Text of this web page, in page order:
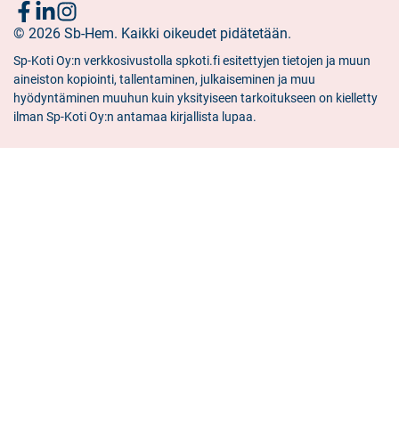
Följ
oss
Sociala
media:
facebook
Sociala
media:
linkedin
Sociala
media:
instagram
© 2026 Sb-Hem. Kaikki oikeudet pidätetään.
Sp-Koti Oy:n verkkosivustolla spkoti.fi esitettyjen tietojen ja muun
aineiston kopiointi, tallentaminen, julkaiseminen ja muu
hyödyntäminen muuhun kuin yksityiseen tarkoitukseen on kielletty
ilman Sp-Koti Oy:n antamaa kirjallista lupaa.